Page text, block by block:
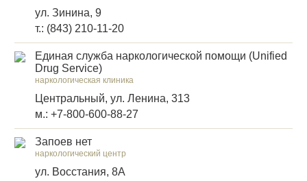
ул. Зинина, 9
т.: (843) 210-11-20
Единая служба наркологической помощи (Unified
Drug Service)
наркологическая клиника
Центральный, ул. Ленина, 313
м.: +7-800-600-88-27
Запоев нет
наркологический центр
ул. Восстания, 8А